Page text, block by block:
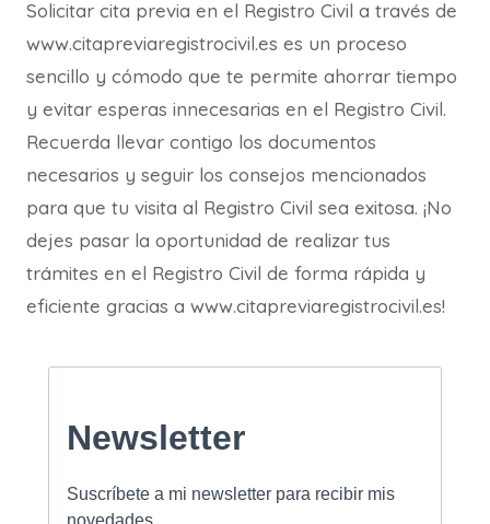
Solicitar cita previa en el Registro Civil a través de
www.citapreviaregistrocivil.es es un proceso
sencillo y cómodo que te permite ahorrar tiempo
y evitar esperas innecesarias en el Registro Civil.
Recuerda llevar contigo los documentos
necesarios y seguir los consejos mencionados
para que tu visita al Registro Civil sea exitosa. ¡No
dejes pasar la oportunidad de realizar tus
trámites en el Registro Civil de forma rápida y
eficiente gracias a www.citapreviaregistrocivil.es!